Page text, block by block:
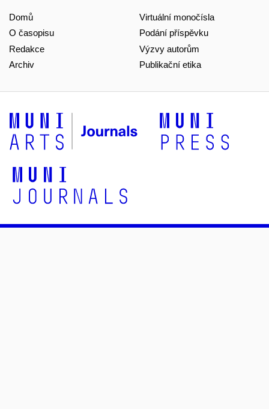
Domů
O časopisu
Redakce
Archiv
Virtuální monočísla
Podání příspěvku
Výzvy autorům
Publikační etika